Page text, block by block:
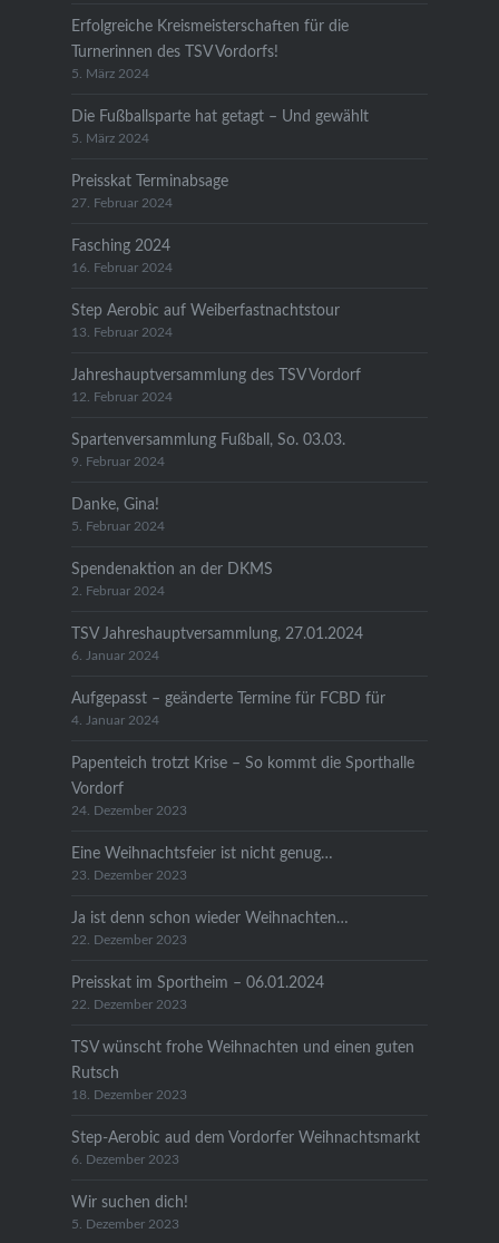
Erfolgreiche Kreismeisterschaften für die
Turnerinnen des TSV Vordorfs!
5. März 2024
Die Fußballsparte hat getagt – Und gewählt
5. März 2024
Preisskat Terminabsage
27. Februar 2024
Fasching 2024
16. Februar 2024
Step Aerobic auf Weiberfastnachtstour
13. Februar 2024
Jahreshauptversammlung des TSV Vordorf
12. Februar 2024
Spartenversammlung Fußball, So. 03.03.
9. Februar 2024
Danke, Gina!
5. Februar 2024
Spendenaktion an der DKMS
2. Februar 2024
TSV Jahreshauptversammlung, 27.01.2024
6. Januar 2024
Aufgepasst – geänderte Termine für FCBD für
4. Januar 2024
Papenteich trotzt Krise – So kommt die Sporthalle
Vordorf
24. Dezember 2023
Eine Weihnachtsfeier ist nicht genug…
23. Dezember 2023
Ja ist denn schon wieder Weihnachten…
22. Dezember 2023
Preisskat im Sportheim – 06.01.2024
22. Dezember 2023
TSV wünscht frohe Weihnachten und einen guten
Rutsch
18. Dezember 2023
Step-Aerobic aud dem Vordorfer Weihnachtsmarkt
6. Dezember 2023
Wir suchen dich!
5. Dezember 2023